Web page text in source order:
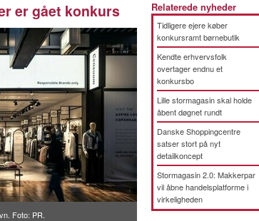
er gået konkurs
Foto: PR.
Relaterede nyheder
Tidligere ejere køber
konkursramt børnebutik
Kendte erhvervsfolk
overtager endnu et
konkursbo
Lille stormagasin skal holde
åbent døgnet rundt
Danske Shoppingcentre
satser stort på nyt
detailkoncept
Stormagasin 2.0: Makkerpar
vil åbne handelsplatforme i
virkeligheden